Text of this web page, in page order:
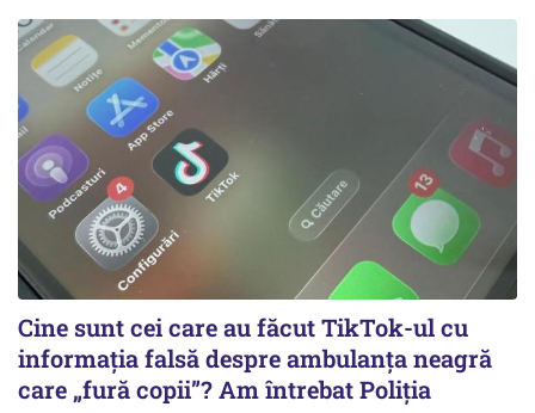
Cine sunt cei care au făcut TikTok-ul cu
informația falsă despre ambulanța neagră
care „fură copii”? Am întrebat Poliția